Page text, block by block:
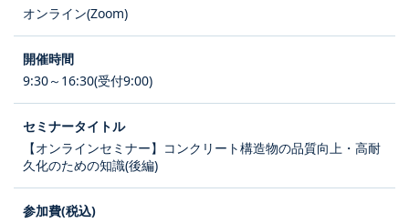
オンライン(Zoom)
9:30～16:30(受付9:00)
【オンラインセミナー】コンクリート構造物の品質向上・高耐
久化のための知識(後編)